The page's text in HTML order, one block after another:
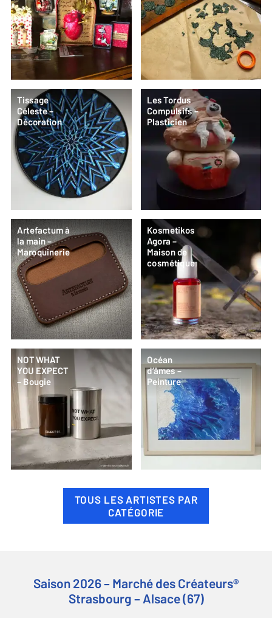
Tissage
Céleste –
Décoration
Les Tordus
Compulsifs –
Plasticien
Artefactum à
la main –
Maroquinerie
Kosmetikos
Agora –
Maison de
cosmétique
NOT WHAT
YOU EXPECT
– Bougie
Océan
d’âmes –
Peinture
TOUS LES ARTISTES PAR
CATÉGORIE
Saison 2026 – Marché des Créateurs®
Strasbourg – Alsace (67)